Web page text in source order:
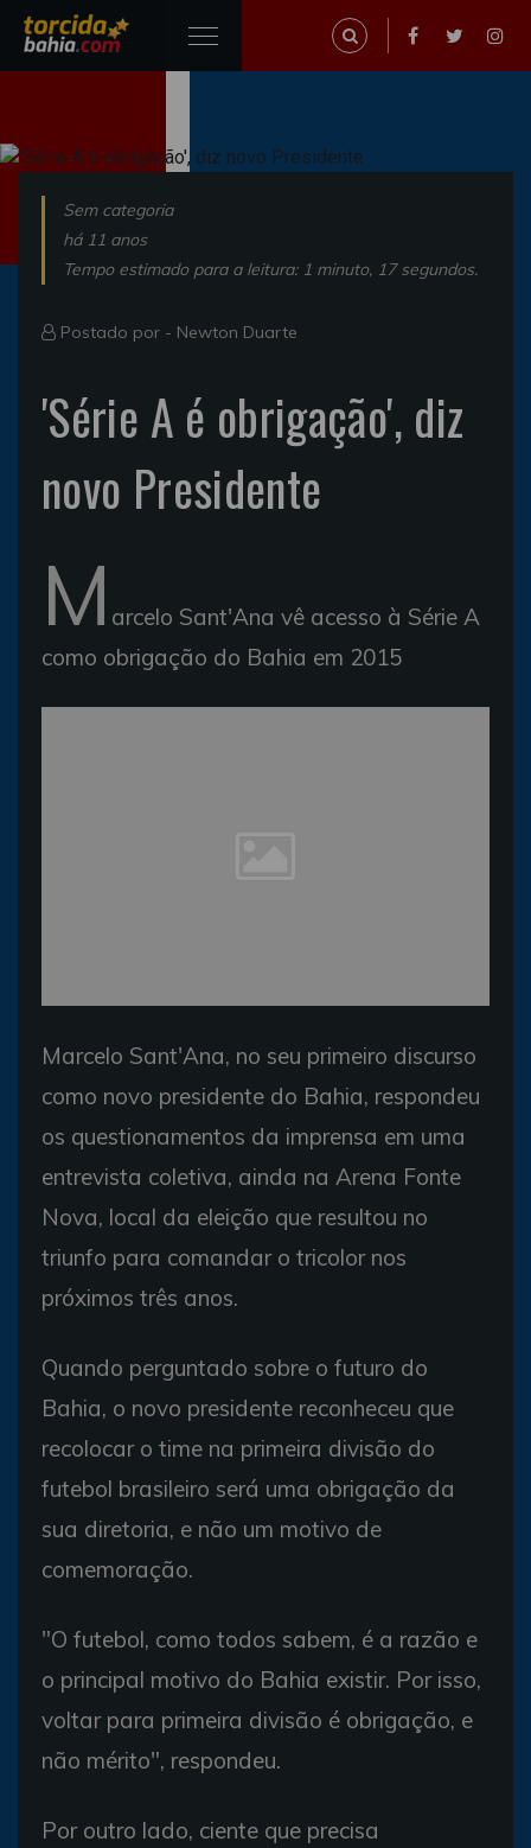
Sem categoria
há 11 anos
Tempo estimado para a leitura: 1 minuto, 17 segundos.
Postado por - Newton Duarte
'Série A é obrigação', diz
novo Presidente
M arcelo Sant'Ana vê acesso à Série A
como obrigação do Bahia em 2015
Marcelo Sant'Ana, no seu primeiro discurso
como novo presidente do Bahia, respondeu
os questionamentos da imprensa em uma
entrevista coletiva, ainda na Arena Fonte
Nova, local da eleição que resultou no
triunfo para comandar o tricolor nos
próximos três anos.
Quando perguntado sobre o futuro do
Bahia, o novo presidente reconheceu que
recolocar o time na primeira divisão do
futebol brasileiro será uma obrigação da
sua diretoria, e não um motivo de
comemoração.
"O futebol, como todos sabem, é a razão e
o principal motivo do Bahia existir. Por isso,
voltar para primeira divisão é obrigação, e
não mérito", respondeu.
Por outro lado, ciente que precisa